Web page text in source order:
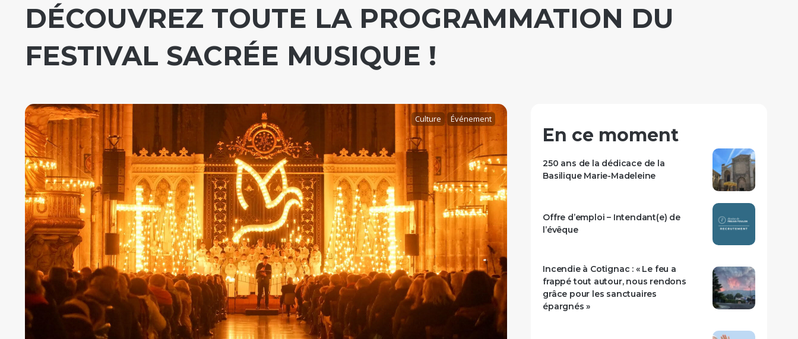
DÉCOUVREZ TOUTE LA PROGRAMMATION DU
FESTIVAL SACRÉE MUSIQUE !
Culture Événement
En ce moment
250 ans de la dédicace de la
Basilique Marie-Madeleine
Offre d’emploi – Intendant(e) de
l’évêque
Incendie à Cotignac : « Le feu a
frappé tout autour, nous rendons
grâce pour les sanctuaires
épargnés »